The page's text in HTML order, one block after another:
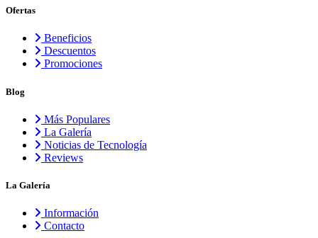
Ofertas
Beneficios
Descuentos
Promociones
Blog
Más Populares
La Galería
Noticias de Tecnología
Reviews
La Galería
Información
Contacto